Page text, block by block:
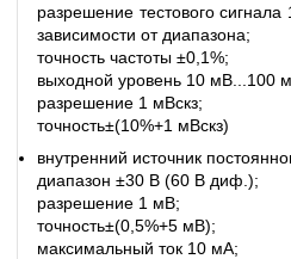
разрешение тестового
зависимости от диапазона;
точность частоты ±0,1%;
выходной уровень 10 мВ...100
разрешение 1 мВскз;
точность±(10%+1 мВскз)
внутренний источник
диапазон ±30 В (60 В диф.);
разрешение 1 мВ;
точность±(0,5%+5 мВ);
максимальный ток 10 мА;